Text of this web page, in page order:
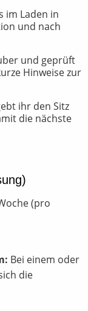
im Laden in
und nach
und geprüft
Hinweise zur
ihr den Sitz
die nächste
(pro
Bei einem oder
die